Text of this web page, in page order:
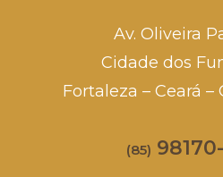
Av. Oliveira
Cidade dos
Fortaleza – Ceará –
(85)